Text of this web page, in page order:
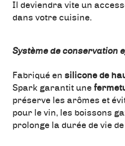
Il deviendra vite un
dans votre cuisine.
Système de conservation
Fabriqué en silicone de
Spark garantit une
préserve les arômes et
pour le vin, les boissons
prolonge la durée de vie